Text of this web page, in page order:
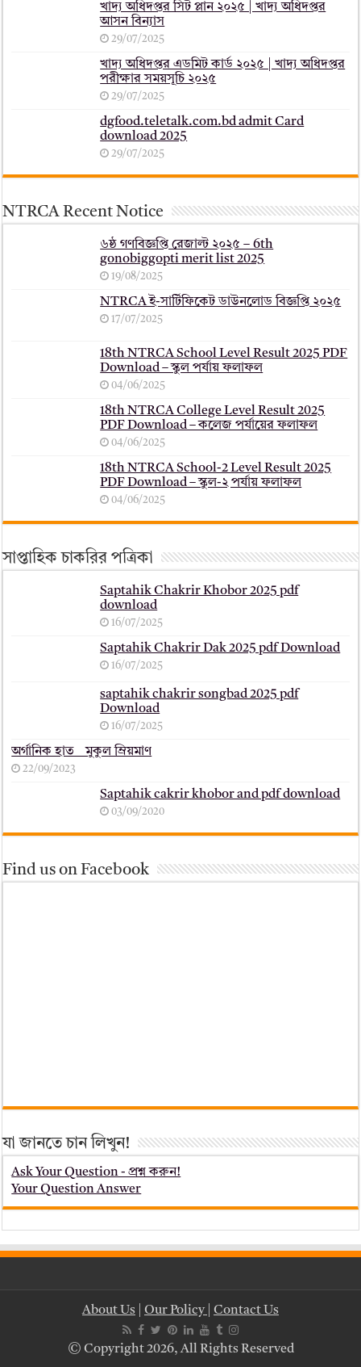
খাদ্য অধিদপ্তর সিট প্লান ২০২৫ | খাদ্য অধিদপ্তর
আসন বিন্যাস
29/07/2025
খাদ্য অধিদপ্তর এডমিট কার্ড ২০২৫ | খাদ্য অধিদপ্তর
পরীক্ষার সময়সূচি ২০২৫
29/07/2025
dgfood.teletalk.com.bd admit Card
download 2025
29/07/2025
NTRCA Recent Notice
৬ষ্ঠ গণবিজ্ঞপ্তি রেজাল্ট ২০২৫ – 6th
gonobiggopti merit list 2025
19/08/2025
NTRCA ই-সার্টিফিকেট ডাউনলোড বিজ্ঞপ্তি ২০২৫
17/07/2025
18th NTRCA School Level Result 2025 PDF
Download – স্কুল পর্যায় ফলাফল
04/06/2025
18th NTRCA College Level Result 2025
PDF Download – কলেজ পর্যায়ের ফলাফল
04/06/2025
18th NTRCA School-2 Level Result 2025
PDF Download – স্কুল-২ পর্যায় ফলাফল
04/06/2025
সাপ্তাহিক চাকরির পত্রিকা
Saptahik Chakrir Khobor 2025 pdf
download
16/07/2025
Saptahik Chakrir Dak 2025 pdf Download
16/07/2025
saptahik chakrir songbad 2025 pdf
Download
16/07/2025
অর্গানিক হাত _ মুকুল ম্রিয়মাণ
22/09/2023
Saptahik cakrir khobor and pdf download
03/09/2020
Find us on Facebook
যা জানতে চান লিখুন!
Ask Your Question - প্রশ্ন করুন!
Your Question Answer
About Us Our Policy Contact Us
© Copyright 2026, All Rights Reserved